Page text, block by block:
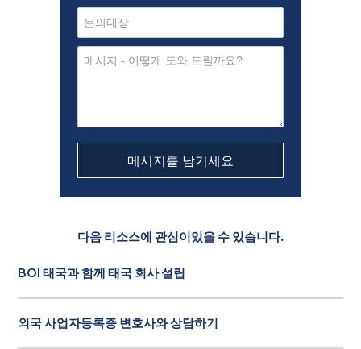
다음 리소스에 관심이있을 수 있습니다.
BOI 태국과 함께 태국 회사 설립
외국 사업자등록증 변호사와 상담하기